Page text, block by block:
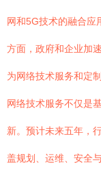
网和5G技术的融合应
方面，政府和企业加
为网络技术服务和定
网络技术服务不仅是
新。预计未来五年，
盖规划、运维、安全